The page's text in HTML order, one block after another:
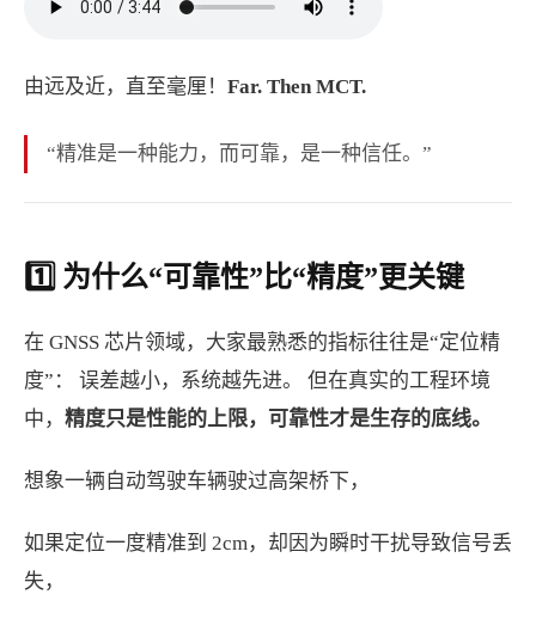
由远及近，直至毫厘！ Far. Then MCT.
“精准是一种能力，而可靠，是一种信任。”
1️⃣ 为什么“可靠性”比“精度”更关键
在 GNSS 芯片领域，大家最熟悉的指标往往是“定位精
度”： 误差越小，系统越先进。 但在真实的工程环境
中， 精度只是性能的上限，可靠性才是生存的底线。
想象一辆自动驾驶车辆驶过高架桥下，
如果定位一度精准到 2cm，却因为瞬时干扰导致信号丢
失，